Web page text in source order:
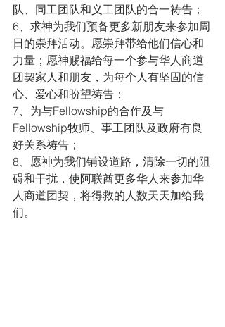
队、同工团队和义工团队的合一祷告；
6、求神为我们预备更多新朋友来参加周
日的崇拜活动。愿崇拜带给他们信心和
力量；愿神赐福给每一个参与华人商道
团契家人和朋友，为每个人有坚固的信
心、爱心和盼望祷告；
7、为与Fellowship的合作及与
Fellowship牧师、事工团队及政府有良
好关系祷告；
8、愿神为我们铺设道路，清除一切的阻
碍和干扰，使阿联酋更多华人来参加华
人商道团契，将得救的人数天天加给我
们。